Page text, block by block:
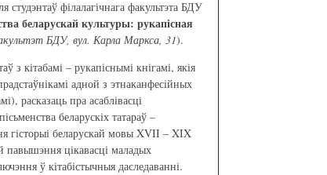
студэнтаў філалагічнага факультэта БДУ
беларускай культуры: рукапісная
БДУ, вул. Карла Маркса, 31).
з кітабамі – рукапіснымі кнігамі, якія
адной з этнаканфесійных
расказаць пра асаблівасці
беларускіх татараў –
гісторыі беларускай мовы XVII – XIX
павышэння цікавасці маладых
ў кітабістычныя даследаванні.